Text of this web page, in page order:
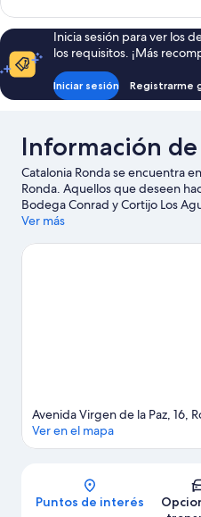
Suite
Single
Inicia sesión para ver los
los requisitos. ¡Más
Iniciar sesión Registrarme
Información de
Catalonia Ronda se encuentra
Ronda. Aquellos que deseen
Bodega Conrad y Cortijo Los
quieran apreciar la belleza
nuestra guía de viaje de Ronda
Ver más
Avenida Virgen de la Paz, 16,
Ver en el mapa
Puntos de interés